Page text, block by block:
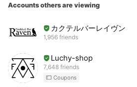
Accounts others are viewing
カクテルバーレイヴン
1,956 friends
Luchy-shop
7,648 friends
Coupons